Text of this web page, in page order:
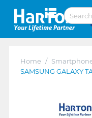
Home /
SAMSUNG GALAXY